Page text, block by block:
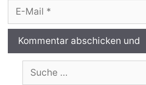
E-
Mail
nach: